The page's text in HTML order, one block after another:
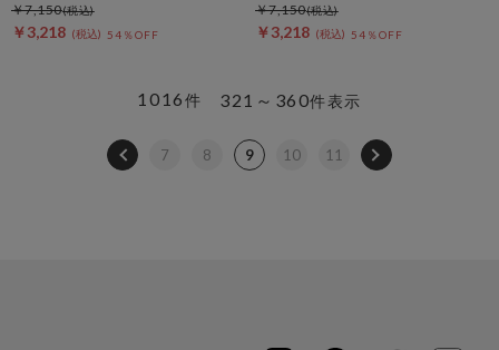
￥3,218 54％OFF
￥7,150
￥3,218 54％OFF
￥7,150
321～360件表示
1016件
7 8 9 10 11